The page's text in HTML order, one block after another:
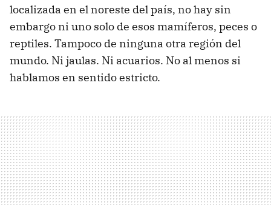
localizada en el noreste del país, no hay sin
embargo ni uno solo de esos mamíferos, peces o
reptiles. Tampoco de ninguna otra región del
mundo. Ni jaulas. Ni acuarios. No al menos si
hablamos en sentido estricto.